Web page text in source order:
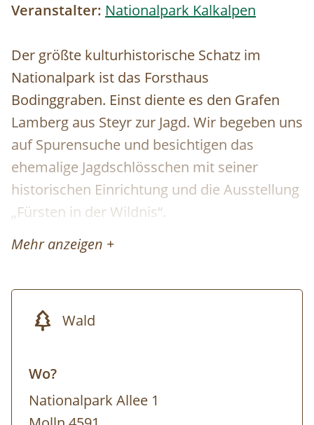
Veranstalter: Nationalpark Kalkalpen
Der größte kulturhistorische Schatz im
Nationalpark ist das Forsthaus
Bodinggraben. Einst diente es den Grafen
Lamberg aus Steyr zur Jagd. Wir begeben uns
auf Spurensuche und besichtigen das
ehemalige Jagdschlösschen mit seiner
historischen Einrichtung und die Ausstellung
„Fürsten in der Wildnis“.
Im Anschluss an diese Führung findet die
Buchung...
Einkehrmöglichkeit: Jausenstation
Mehr anzeigen +
Wald
Wo?
Nationalpark Allee 1